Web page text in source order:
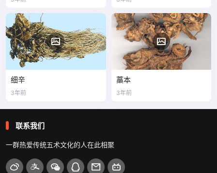
细辛
3年前
藁本
3年前
联系我们
一群热爱传统五术文化的人在此相聚